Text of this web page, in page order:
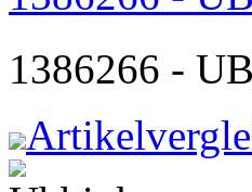
1386266 -